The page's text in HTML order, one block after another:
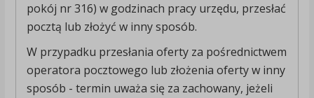
pokój nr 316) w godzinach pracy urzędu, przesłać
pocztą lub złożyć w inny sposób.
W przypadku przesłania oferty za pośrednictwem
operatora pocztowego lub złożenia oferty w inny
sposób - termin uważa się za zachowany, jeżeli